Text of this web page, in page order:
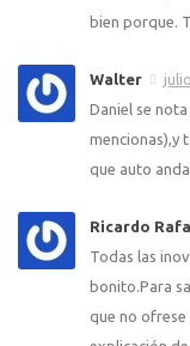
bien porque.
Walter
Daniel se
mencionas),y
que auto
Ricardo
Todas las
bonito.Para
que no